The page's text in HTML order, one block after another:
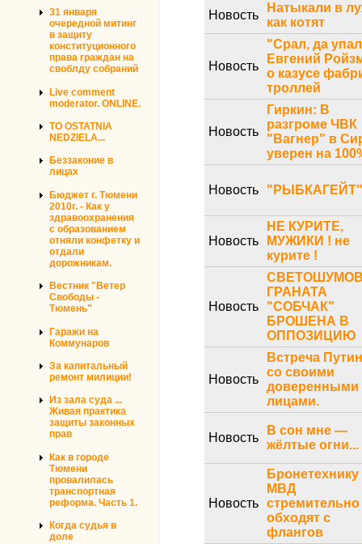
31 января
очередной митинг
в защиту
конституционного
права граждан на
своблду собраний
Live comment
moderator. ONLINE.
TO OSTATNIA
NEDZIELA...
Беззаконие в
лицах
Бюджет г. Тюмени
2010г. - Как у
здравоохранения
с образованием
отняли конфетку и
отдали
дорожникам.
Вестник "Ветер
Свободы -
Тюмень"
Гаражи на
Коммунаров
За капитальный
ремонт милиции!
Из зала суда ...
Живая практика
защиты законных
прав
Как в городе
Тюмени
провалилась
транспортная
реформа. Часть 1.
Когда судья в
доле
Новость
Натыкали в
как котят
Новость
"Срал, да
Евгений
о казусе
троллей
Новость
Гиркин: В
разгроме ЧВК
"Вагнер" в
уверен на
Новость "РЫБКАГЕЙТ"
Новость
НЕ КУРИТЕ,
МУЖИКИ ! не
курите !
Новость
ГРАНАТА
"СОБЧАК"
БРОШЕНА В
ОППОЗИЦИЮ
Новость
Встреча
со своими
доверенными
лицами.
Новость
В сон мне —
жёлтые огни...
Новость
Бронетехнику
МВД
стремительно
обходят с
флангов